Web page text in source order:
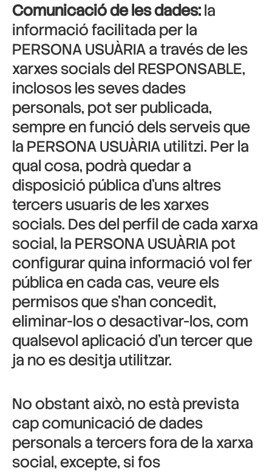
Comunicació de les dades:la
informació facilitada per la
PERSONA USUÀRIA a través de les
xarxes socials del RESPONSABLE,
inclosos les seves dades
personals, pot ser publicada,
sempre en funció dels serveis que
la PERSONA USUÀRIA utilitzi. Per la
qual cosa, podrà quedar a
disposició pública d’uns altres
tercers usuaris de les xarxes
socials. Des del perfil de cada xarxa
social, la PERSONA USUÀRIA pot
configurar quina informació vol fer
pública en cada cas, veure els
permisos que s’han concedit,
eliminar-los o desactivar-los, com
qualsevol aplicació d’un tercer que
ja no es desitja utilitzar.
No obstant això, no està prevista
cap comunicació de dades
personals a tercers fora de la xarxa
social, excepte, si fos